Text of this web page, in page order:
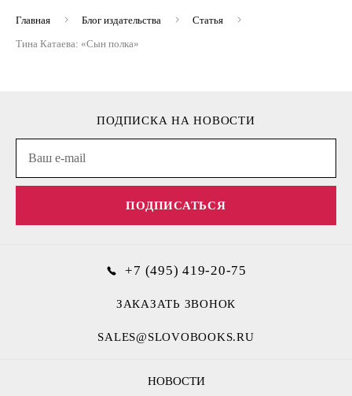
Главная Блог издательства
Статья
Тина Катаева: «‎Сын полка»
НОВОСТИ
ПОДПИСКА НА НОВОСТИ
ПОДПИСАТЬСЯ
+7 (495) 419-20-75
ЗАКАЗАТЬ ЗВОНОК
SALES@SLOVOBOOKS.RU